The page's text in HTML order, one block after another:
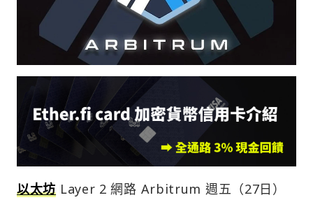
以太坊 Layer 2 網路 Arbitrum 週五（27日）